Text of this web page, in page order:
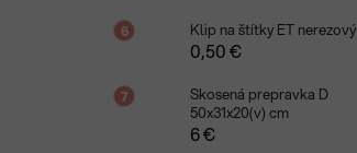
Klip na štítky ET nerezový
0,50 €
Skosená prepravka D
50x31x20(v) cm
6 €